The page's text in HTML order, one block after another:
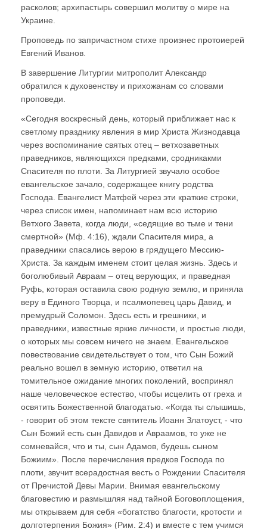
расколов; архипастырь совершил молитву о мире на
Украине.
Проповедь по запричастном стихе произнес протоиерей
Евгений Иванов.
В завершение Литургии митрополит Александр
обратился к духовенству и прихожанам со словами
проповеди.
«Сегодня воскресный день, который приближает нас к
светлому празднику явления в мир Христа Жизнодавца
через воспоминание святых отец – ветхозаветных
праведников, являющихся предками, сродникакми
Спасителя по плоти. За Литургией звучало особое
евангельское зачало, содержащее книгу родства
Господа. Евангелист Матфей через эти краткие строки,
через список имен, напоминает нам всю историю
Ветхого Завета, когда люди, «седящие во тьме и тени
смертной» (Мф. 4:16), ждали Спасителя мира, а
праведники спасались верою в грядущего Мессию-
Христа. За каждым именем стоит целая жизнь. Здесь и
боголюбивый Авраам – отец верующих, и праведная
Руфь, которая оставила свою родную землю, и приняла
веру в Единого Творца, и псалмопевец царь Давид, и
премудрый Соломон. Здесь есть и грешники, и
праведники, известные яркие личности, и простые люди,
о которых мы совсем ничего не знаем. Евангельское
повествование свидетельствует о том, что Сын Божий
реально вошел в земную историю, ответил на
томительное ожидание многих поколений, воспринял
наше человеческое естество, чтобы исцелить от греха и
освятить Божественной благодатью. «Когда ты слышишь,
- говорит об этом тексте святитель Иоанн Златоуст, - что
Сын Божий есть сын Давидов и Авраамов, то уже не
сомневайся, что и ты, сын Адамов, будешь сыном
Божиим». После перечисления предков Господа по
плоти, звучит всерадостная весть о Рождении Спасителя
от Пречистой Девы Марии. Внимая евангельскому
благовестию и размышляя над тайной Боговоплощения,
мы открываем для себя «богатство благости, кротости и
долготерпения Божия» (Рим. 2:4) и вместе с тем учимся